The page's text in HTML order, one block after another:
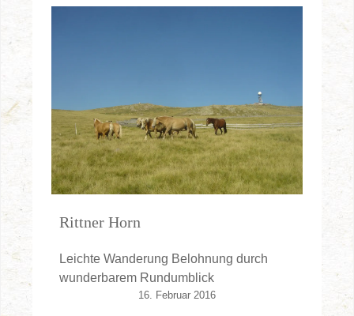
Rittner Horn
Leichte Wanderung Belohnung durch
wunderbarem Rundumblick
16. Februar 2016